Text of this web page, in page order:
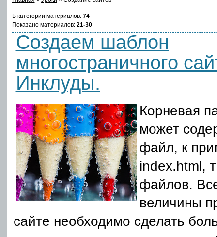
В категории материалов: 74
Показано материалов: 21-30
Создаем шаблон
многостраничного
Инклуды.
Корневая
может
файл, к
index.html,
файлов.
величины
сайте необходимо сделать